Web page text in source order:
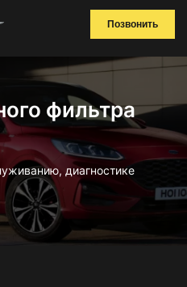
Позвонить
фильтра
диагностике